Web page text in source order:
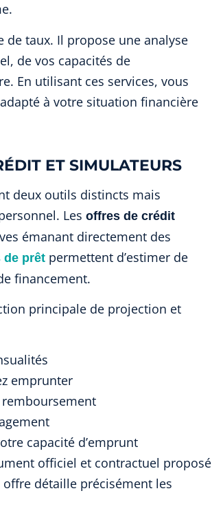
de taux. Il propose une analyse
de vos capacités de
En utilisant ces services, vous
à votre situation financière
ET SIMULATEURS
deux outils distincts mais
Les offres de crédit
émanant directement des
de prêt permettent d’estimer de
financement.
principale de projection et
emprunter
remboursement
capacité d’emprunt
officiel et contractuel proposé
détaille précisément les